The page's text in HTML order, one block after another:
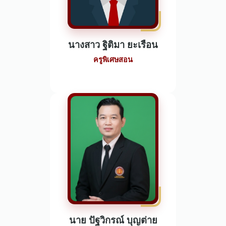
นางสาว ฐิติมา ยะเรือน
ครูพิเศษสอน
นาย ปัฐวิกรณ์ บุญต่าย